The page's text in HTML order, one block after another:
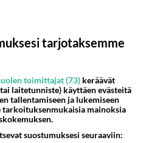
tarjotaksemme
toimittajat (73) keräävät
laitetunniste) käyttäen evästeitä
tallentamiseen ja lukemiseen
mainoksia
suostumuksesi seuraaviin: